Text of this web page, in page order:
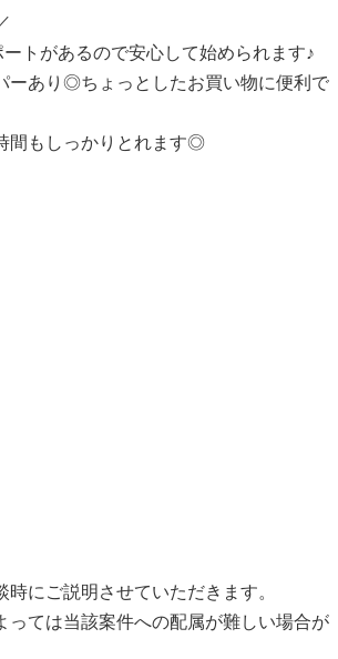
トがあるので安心して始められます♪
ーあり◎ちょっとしたお買い物に便利で
間もしっかりとれます◎
にご説明させていただきます。
っては当該案件への配属が難しい場合が